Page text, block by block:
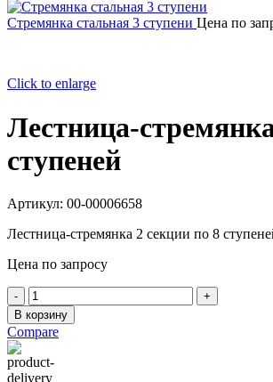
Стремянка стальная 3 ступени Цена по
Click to enlarge
Лестница-
ступеней
Артикул: 00-00006658
Лестница-стремянка 2 секции по 8
Цена по запросу
Количество
товара
Лестница-
стремянка
8
ступеней
В корзину
Compare